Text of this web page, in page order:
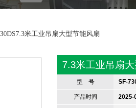
米工业吊扇大型节能风扇
7.3米工业吊扇
型 号 SF-
产品时间 2025-